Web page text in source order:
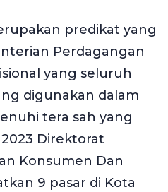
predikat yang
Perdagangan
yang seluruh
digunakan dalam
tera sah yang
Direktorat
Konsumen Dan
9 pasar di Kota